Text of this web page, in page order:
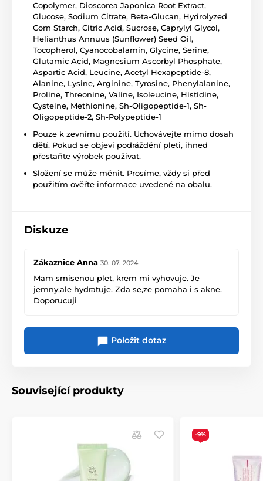
Copolymer, Dioscorea Japonica Root Extract,
Glucose, Sodium Citrate, Beta-Glucan, Hydrolyzed
Corn Starch, Citric Acid, Sucrose, Caprylyl Glycol,
Helianthus Annuus (Sunflower) Seed Oil,
Tocopherol, Cyanocobalamin, Glycine, Serine,
Glutamic Acid, Magnesium Ascorbyl Phosphate,
Aspartic Acid, Leucine, Acetyl Hexapeptide-8,
Alanine, Lysine, Arginine, Tyrosine, Phenylalanine,
Proline, Threonine, Valine, Isoleucine, Histidine,
Cysteine, Methionine, Sh-Oligopeptide-1, Sh-
Oligopeptide-2, Sh-Polypeptide-1
Pouze k zevnímu použití. Uchovávejte mimo dosah
dětí. Pokud se objeví podráždění pleti, ihned
přestaňte výrobek používat.
Složení se může měnit. Prosíme, vždy si před
použitím ověřte informace uvedené na obalu.
Diskuze
Zákaznice Anna 30. 07. 2024
Mam smisenou plet, krem mi vyhovuje. Je
jemny,ale hydratuje. Zda se,ze pomaha i s akne.
Doporucuji
Položit dotaz
Související produkty
-9%